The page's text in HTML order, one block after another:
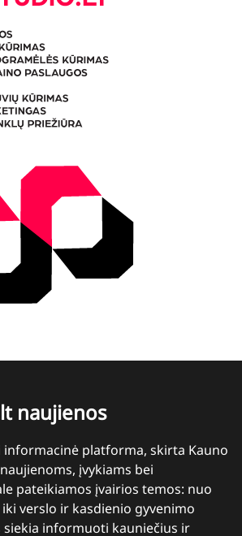
naujienos
informacinė platforma, skirta Kauno
įvykiams bei
pateikiamos įvairios temos: nuo
verslo ir kasdienio gyvenimo
siekia informuoti kauniečius ir